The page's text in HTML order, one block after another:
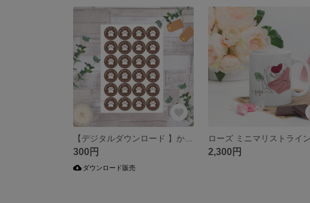
300円
ダウンロード販売
2,300円